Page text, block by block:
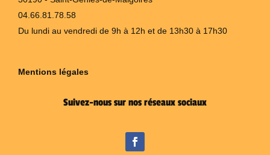
04.66.81.78.58
Du lundi au vendredi de 9h à 12h et de 13h30 à 17h30
Mentions légales
Suivez-nous sur nos réseaux sociaux